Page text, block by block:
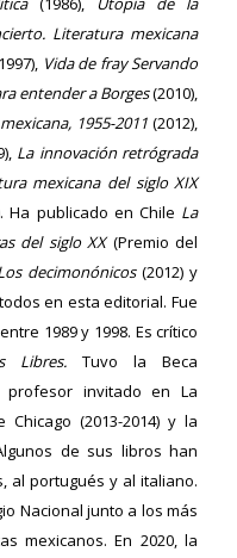
Literatura mexicana
Vida de fray Servando
entender a Borges(2010),
mexicana, 1955-2011(2012),
La innovación retrógrada
mexicana del siglo XIX
Ha publicado en Chile La
del siglo XX (Premio del
decimonónicos(2012) y
en esta editorial. Fue
entre 1989 y 1998. Es crítico
Libres.Tuvo la Beca
invitado en La
(2013-2014) y la
de sus libros han
al portugués y al italiano.
Nacional junto a los más
mexicanos. En 2020, la